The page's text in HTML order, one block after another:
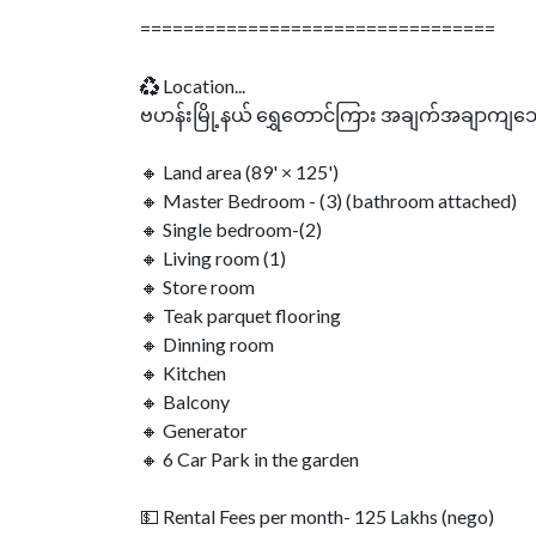
=================================
♻ Location...
ဗဟန်းမြို့နယ် ရွှေတောင်ကြား အချက်အချာကျသ
🔸 Land area (89' × 125')
🔸 Master Bedroom - (3) (bathroom attached)
🔸 Single bedroom-(2)
🔸 Living room (1)
🔸 Store room
🔸 Teak parquet flooring
🔸 Dinning room
🔸 Kitchen
🔸 Balcony
🔸 Generator
🔸 6 Car Park in the garden
💵 Rental Fees per month- 125 Lakhs (nego)